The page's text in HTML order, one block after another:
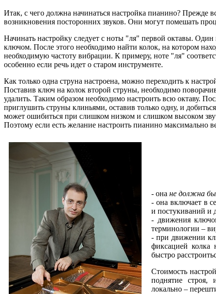
Итак, с чего должна начинаться настройка пианино? Прежде
возникновения посторонних звуков. Они могут помешать
Начинать настройку следует с ноты "ля" первой октавы.
ключом. После этого необходимо найти колок, на котором
необходимую частоту вибрации. К примеру, ноте "ля"
особенно если речь идет о старом инструменте.
Как только одна струна настроена, можно переходить к
Поставив ключ на колок второй струны, необходимо
удалить. Таким образом необходимо настроить всю октаву.
приглушить струны клиньями, оставив только одну, и
может ошибиться при слишком низком и слишком высоком
Поэтому если есть желание настроить пианино максимально
- она не должна
- она включает в
и постукиваний и
- движения
терминологии –
- при движении
фиксацией колка
быстро
Стоимость
поднятие строя,
локально –